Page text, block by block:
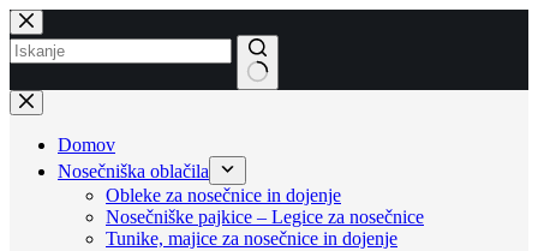
Skip
to
content
No
results
Domov
Nosečniška oblačila
Obleke za nosečnice in dojenje
Nosečniške pajkice – Legice za nosečnice
Tunike, majice za nosečnice in dojenje